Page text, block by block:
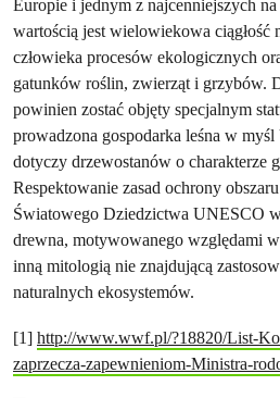
Europie i jednym z najcenniejszych
wartością jest wielowiekowa ciągłość
człowieka procesów ekologicznych
gatunków roślin, zwierząt i grzybów.
powinien zostać objęty specjalnym
prowadzona gospodarka leśna w
dotyczy drzewostanów o charakterze
Respektowanie zasad ochrony
Światowego Dziedzictwa UNESCO
drewna, motywowanego względami
inną mitologią nie znajdującą
naturalnych ekosystemów.
[1] http://www.wwf.pl/?18820/List-
zaprzecza-zapewnieniom-Ministra-